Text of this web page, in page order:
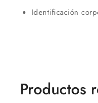
Identificación
Productos